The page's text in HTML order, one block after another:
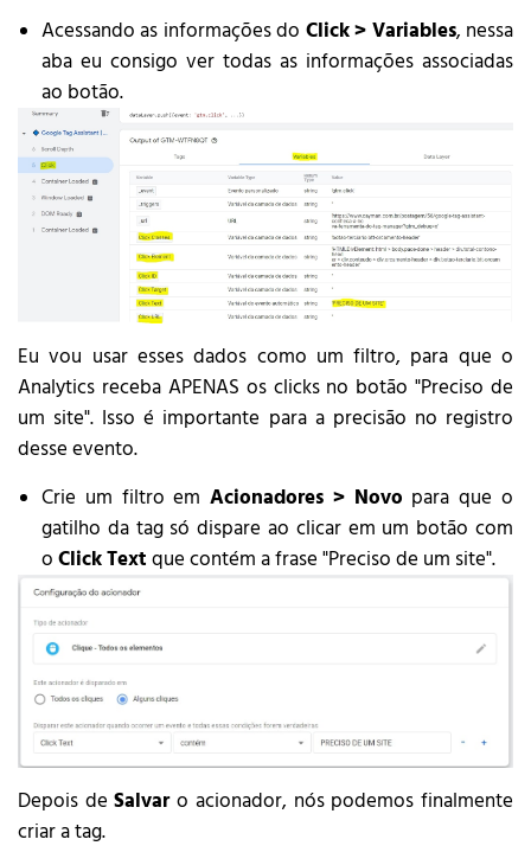
Acessando as informações do Click > Variables, nessa
aba eu consigo ver todas as informações associadas
ao botão.
Eu vou usar esses dados como um filtro, para que o
Analytics receba APENAS os clicks no botão "Preciso de
um site". Isso é importante para a precisão no registro
desse evento.
Crie um filtro emAcionadores > Novo para que o
gatilho da tag só dispare ao clicar em um botão com
o Click Text que contém a frase "Preciso de um site".
Depois deSalvaro acionador, nós podemos finalmente
criar a tag.